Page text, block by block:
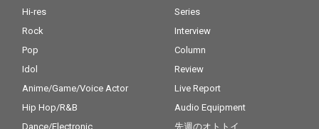
Hi-res
Rock
Pop
Idol
Anime/Game/Voice Actor
Hip Hop/R&B
Dance/Electronic
Series
Interview
Column
Review
Live Report
Audio Equipment
先週のオトトイ